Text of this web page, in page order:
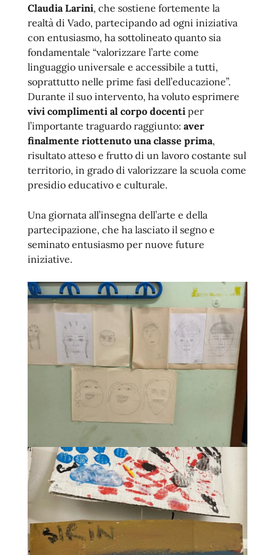
Claudia Larini, che sostiene fortemente la
realtà di Vado, partecipando ad ogni iniziativa
con entusiasmo, ha sottolineato quanto sia
fondamentale “valorizzare l’arte come
linguaggio universale e accessibile a tutti,
soprattutto nelle prime fasi dell’educazione”.
Durante il suo intervento, ha voluto esprimere
vivi complimenti al corpo docenti per
l’importante traguardo raggiunto: aver
finalmente riottenuto una classe prima,
risultato atteso e frutto di un lavoro costante sul
territorio, in grado di valorizzare la scuola come
presidio educativo e culturale.
Una giornata all’insegna dell’arte e della
partecipazione, che ha lasciato il segno e
seminato entusiasmo per nuove future
iniziative.